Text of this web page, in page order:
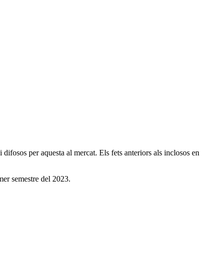
per aquesta al mercat. Els fets anteriors als inclosos en
semestre del 2023.